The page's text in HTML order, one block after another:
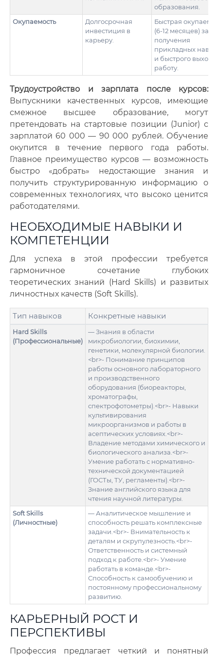
образования.
Окупаемость
Долгосрочная
инвестиция в
карьеру.
Быстрая
(6-12 месяцев) за
получения
прикладных
и быстрого выхода
работу.
Трудоустройство и зарплата после курсов:
Выпускники качественных курсов, имеющие
смежное высшее образование, могут
претендовать на стартовые позиции (Junior) с
зарплатой 60 000 — 90 000 рублей. Обучение
окупится в течение первого года работы.
Главное преимущество курсов — возможность
быстро «добрать» недостающие знания и
получить структурированную информацию о
современных технологиях, что высоко ценится
работодателями.
НЕОБХОДИМЫЕ НАВЫКИ И
КОМПЕТЕНЦИИ
Для успеха в этой профессии требуется
гармоничное сочетание глубоких
теоретических знаний (Hard Skills) и развитых
личностных качеств (Soft Skills).
Тип навыков Конкретные навыки
Hard Skills
(Профессиональные)
— Знания в области
микробиологии, биохимии,
генетики, молекулярной биологии.
<br>- Понимание принципов
работы основного лабораторного
и производственного
оборудования (биореакторы,
хроматографы,
спектрофотометры).<br>- Навыки
культивирования
микроорганизмов и работы в
асептических условиях.<br>-
Владение методами химического и
биологического анализа.<br>-
Умение работать с нормативно-
технической документацией
(ГОСТы, ТУ, регламенты).<br>-
Знание английского языка для
чтения научной литературы.
Soft Skills
(Личностные)
— Аналитическое мышление и
способность решать комплексные
задачи.<br>- Внимательность к
деталям и скрупулезность.<br>-
Ответственность и системный
подход к работе.<br>- Умение
работать в команде.<br>-
Способность к самообучению и
постоянному профессиональному
развитию.
КАРЬЕРНЫЙ РОСТ И
ПЕРСПЕКТИВЫ
Профессия предлагает четкий и понятный